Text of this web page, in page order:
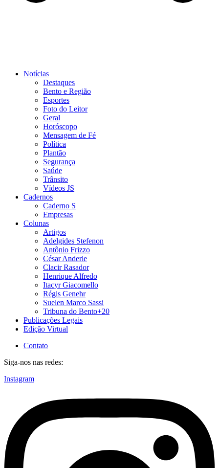
Notícias
Destaques
Bento e Região
Esportes
Foto do Leitor
Geral
Horóscopo
Mensagem de Fé
Política
Plantão
Segurança
Saúde
Trânsito
Vídeos JS
Cadernos
Caderno S
Empresas
Colunas
Artigos
Adelgides Stefenon
Antônio Frizzo
César Anderle
Clacir Rasador
Henrique Alfredo
Itacyr Giacomello
Régis Genehr
Suelen Marco Sassi
Tribuna do Bento+20
Publicações Legais
Edição Virtual
Contato
Siga-nos nas redes:
Instagram